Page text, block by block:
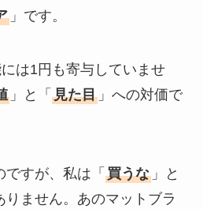
」です。
は1円も寄与していませ
」と「 見た目」への対価で
すが、私は「 買うな」と
ません。あのマットブラ